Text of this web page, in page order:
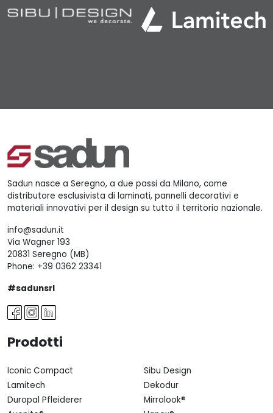
Sadun nasce a Seregno, a due passi da Milano, come
distributore esclusivista di laminati, pannelli decorativi e
materiali innovativi per il design su tutto il territorio nazionale.
info@sadun.it
Via Wagner 193
20831 Seregno (MB)
Phone: +39 0362 23341
#sadunsrl
Prodotti
Iconic Compact
Sibu Design
Lamitech
Dekodur
Duropal Pfleiderer
Mirrolook®